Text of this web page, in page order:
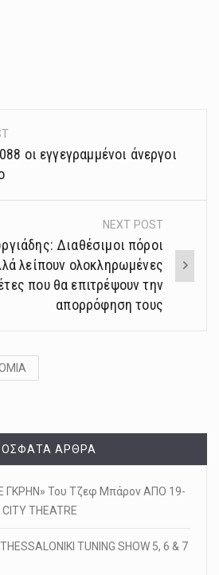
οι εγγεγραμμένοι άνεργοι
NEXT POST
Διαθέσιμοι πόροι
λείπουν ολοκληρωμένες
που θα επιτρέψουν την
απορρόφηση τους
ΆΡΘΡΑ
ΓΚΡΗΝ» Του Τζεφ Μπάρον ΑΠΟ 19-
THEATRE
TUNING SHOW 5, 6 & 7